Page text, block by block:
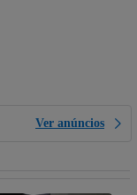
Ver anúncios